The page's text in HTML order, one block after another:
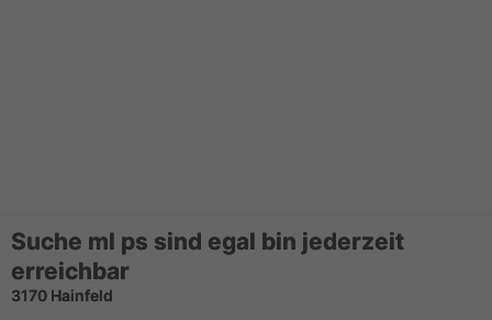
Suche ml ps sind egal bin jederzeit
erreichbar
3170 Hainfeld